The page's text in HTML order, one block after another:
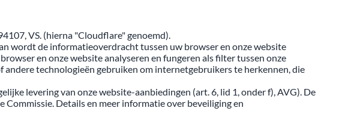
VS. (hierna "Cloudflare" genoemd).
wordt de informatieoverdracht tussen uw browser en onze website
en onze website analyseren en fungeren als filter tussen onze
technologieën gebruiken om internetgebruikers te herkennen, die
levering van onze website-aanbiedingen (art. 6, lid 1, onder f), AVG). De
Commissie. Details en meer informatie over beveiliging en